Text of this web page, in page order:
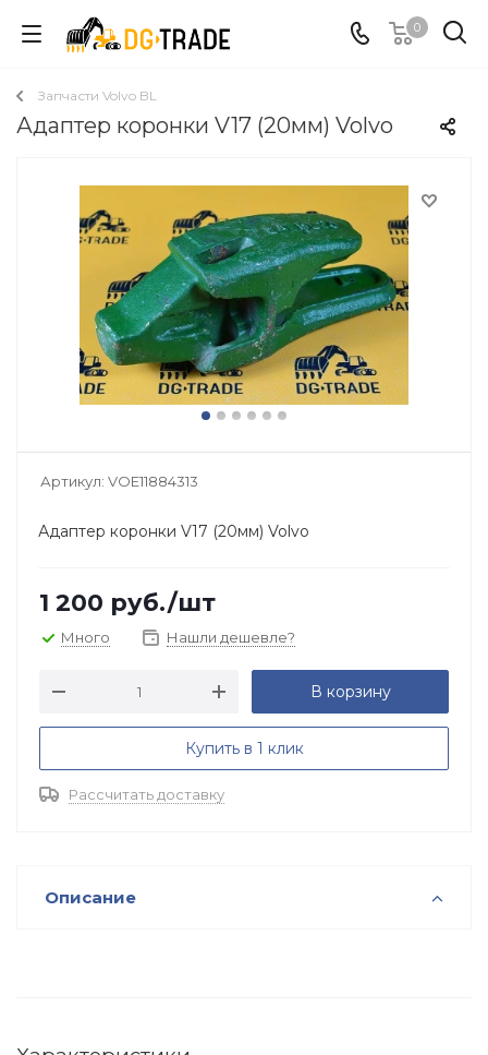
0
Запчасти Volvo BL
Адаптер коронки V17 (20мм) Volvo
Артикул: VOE11884313
Адаптер коронки V17 (20мм) Volvo
1 200 руб./шт
Много Нашли дешевле?
В корзину
Купить в 1 клик
Рассчитать доставку
Описание